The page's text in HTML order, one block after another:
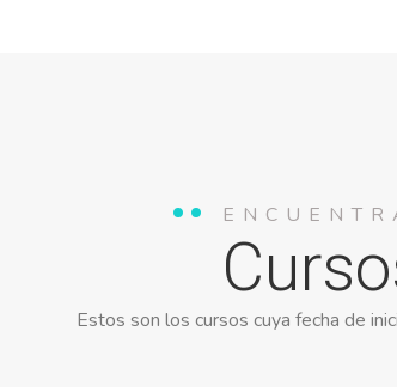
Estos son los cursos cuya fecha de